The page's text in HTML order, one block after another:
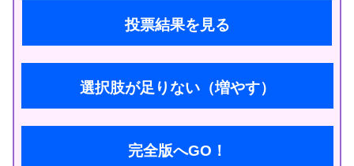
投票結果を見る
選択肢が足りない（増やす）
完全版へGO！